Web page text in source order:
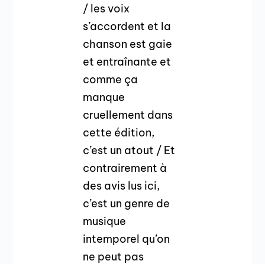
/ les voix
s’accordent et la
chanson est gaie
et entraînante et
comme ça
manque
cruellement dans
cette édition,
c’est un atout / Et
contrairement à
des avis lus ici,
c’est un genre de
musique
intemporel qu’on
ne peut pas